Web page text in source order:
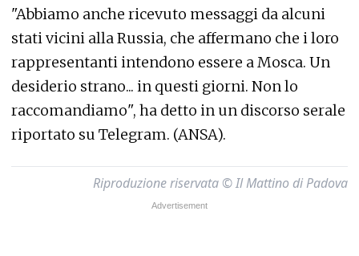
"Abbiamo anche ricevuto messaggi da alcuni
stati vicini alla Russia, che affermano che i loro
rappresentanti intendono essere a Mosca. Un
desiderio strano... in questi giorni. Non lo
raccomandiamo", ha detto in un discorso serale
riportato su Telegram. (ANSA).
Riproduzione riservata © Il Mattino di Padova